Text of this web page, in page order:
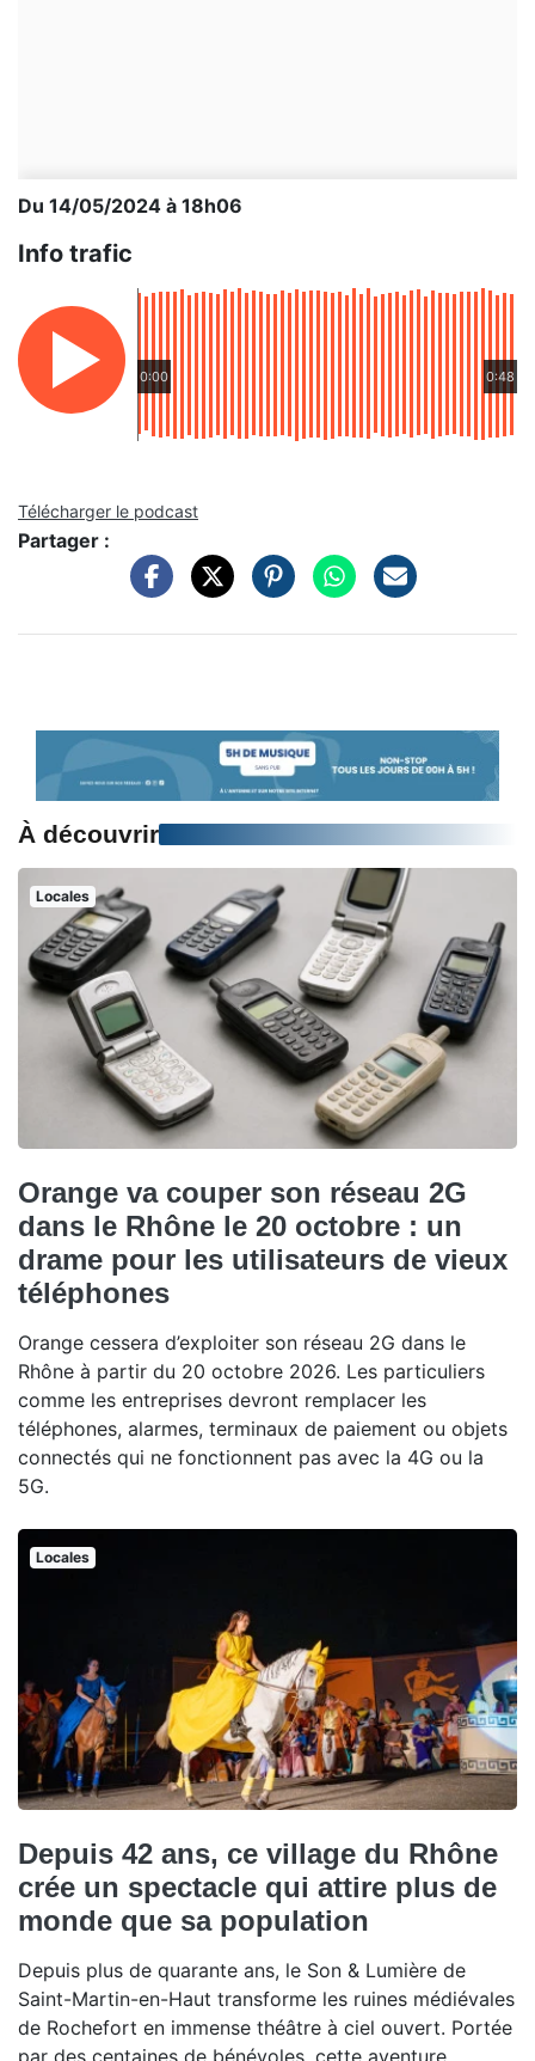
Du 14/05/2024 à 18h06
Info trafic
0:00 0:48
Télécharger le podcast
Partager :
À découvrir
Locales
Orange va couper son réseau 2G
dans le Rhône le 20 octobre : un
drame pour les utilisateurs de vieux
téléphones
Orange cessera d’exploiter son réseau 2G dans le
Rhône à partir du 20 octobre 2026. Les particuliers
comme les entreprises devront remplacer les
téléphones, alarmes, terminaux de paiement ou objets
connectés qui ne fonctionnent pas avec la 4G ou la
5G.
Locales
Depuis 42 ans, ce village du Rhône
crée un spectacle qui attire plus de
monde que sa population
Depuis plus de quarante ans, le Son & Lumière de
Saint-Martin-en-Haut transforme les ruines médiévales
de Rochefort en immense théâtre à ciel ouvert. Portée